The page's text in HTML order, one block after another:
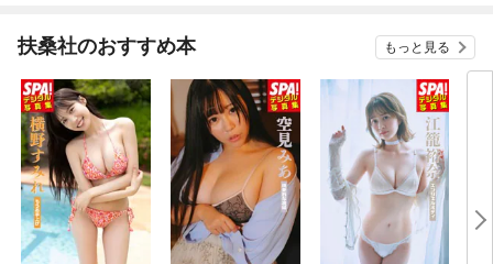
扶桑社のおすすめ本 もっと見る